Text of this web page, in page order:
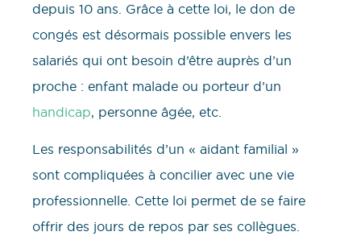
depuis 10 ans. Grâce à cette loi, le don de
congés est désormais possible envers les
salariés qui ont besoin d’être auprès d’un
proche : enfant malade ou porteur d’un
handicap, personne âgée, etc.
Les responsabilités d’un « aidant familial »
sont compliquées à concilier avec une vie
professionnelle. Cette loi permet de se faire
offrir des jours de repos par ses collègues.